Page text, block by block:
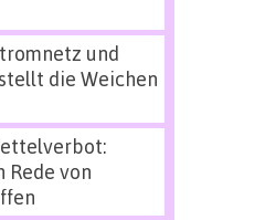
und
die Weichen
Rede von